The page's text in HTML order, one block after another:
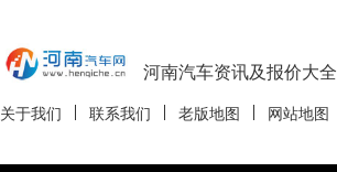
河南汽车资讯及报价大全
关于我们 联系我们 老版地图 网站地图